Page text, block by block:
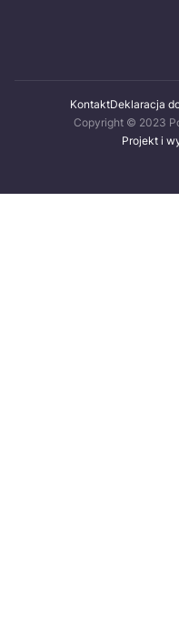
KontaktDeklaracja
Copyright © 2023
Projekt i